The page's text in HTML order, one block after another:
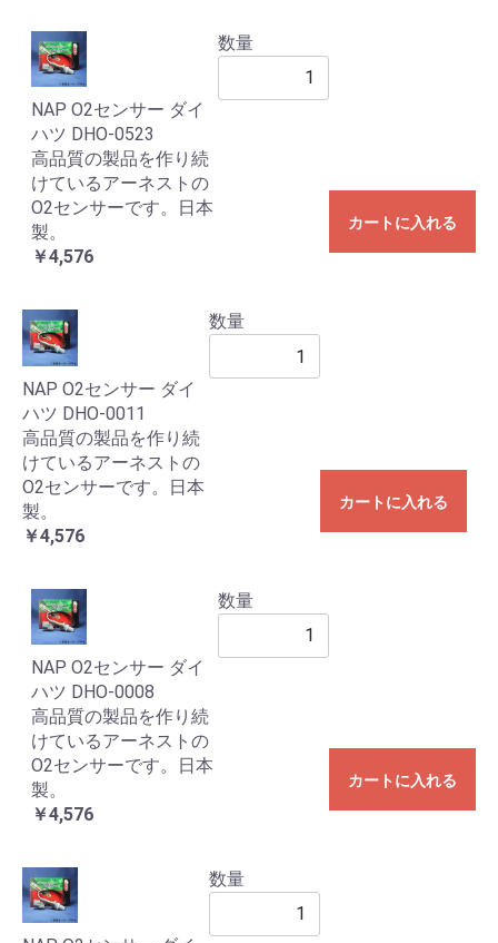
NAP O2センサー ダイ
ハツ DHO-0523
高品質の製品を作り続
けているアーネストの
O2センサーです。日本
製。
￥4,576
数量
カートに入れる
NAP O2センサー ダイ
ハツ DHO-0011
高品質の製品を作り続
けているアーネストの
O2センサーです。日本
製。
￥4,576
数量
カートに入れる
NAP O2センサー ダイ
ハツ DHO-0008
高品質の製品を作り続
けているアーネストの
O2センサーです。日本
製。
￥4,576
数量
カートに入れる
数量